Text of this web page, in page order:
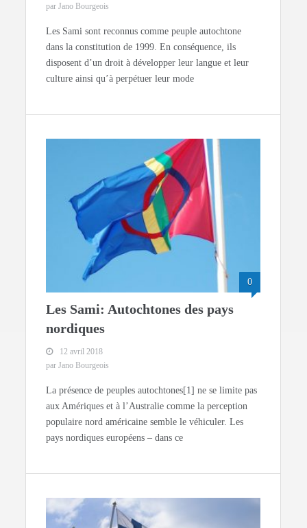
par Jano Bourgeois
Les Sami sont reconnus comme peuple autochtone
dans la constitution de 1999. En conséquence, ils
disposent d’un droit à développer leur langue et leur
culture ainsi qu’à perpétuer leur mode
0
Les Sami: Autochtones des pays
nordiques
12 avril 2018
par Jano Bourgeois
La présence de peuples autochtones[1] ne se limite pas
aux Amériques et à l’Australie comme la perception
populaire nord américaine semble le véhiculer. Les
pays nordiques européens – dans ce